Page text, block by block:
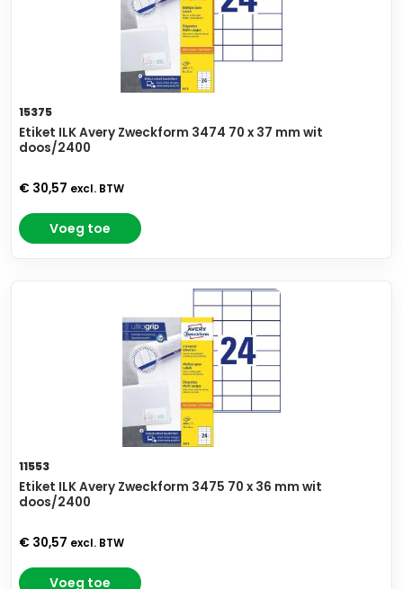
15375
Etiket ILK Avery Zweckform 3474 70 x 37 mm wit
doos/2400
€ 30,57 excl. BTW
Voeg toe
11553
Etiket ILK Avery Zweckform 3475 70 x 36 mm wit
doos/2400
€ 30,57 excl. BTW
Voeg toe